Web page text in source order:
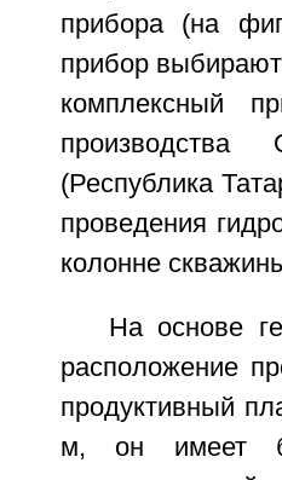
прибора (на
прибор
комплексный
производства
(Республика
проведения
колонне
На основе
расположение
продуктивный
м, он имеет